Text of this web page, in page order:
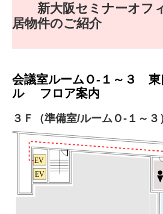
新大阪セミナーオフ
居物件のご紹介
会議室ルームＯ-１～３ 東
ル
フロア案内
３Ｆ（準備室/ルームＯ-１～３